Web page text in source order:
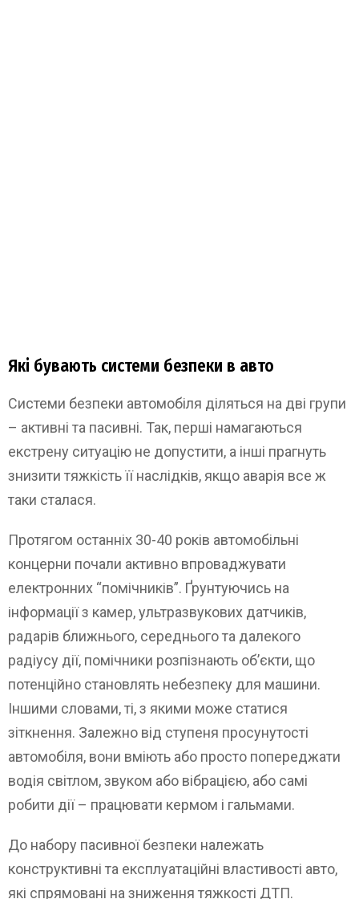
Які бувають системи безпеки в авто
Системи безпеки автомобіля діляться на дві групи
– активні та пасивні. Так, перші намагаються
екстрену ситуацію не допустити, а інші прагнуть
знизити тяжкість її наслідків, якщо аварія все ж
таки сталася.
Протягом останніх 30-40 років автомобільні
концерни почали активно впроваджувати
електронних “помічників”. Ґрунтуючись на
інформації з камер, ультразвукових датчиків,
радарів ближнього, середнього та далекого
радіусу дії, помічники розпізнають об’єкти, що
потенційно становлять небезпеку для машини.
Іншими словами, ті, з якими може статися
зіткнення. Залежно від ступеня просунутості
автомобіля, вони вміють або просто попереджати
водія світлом, звуком або вібрацією, або самі
робити дії – працювати кермом і гальмами.
До набору пасивної безпеки належать
конструктивні та експлуатаційні властивості авто,
які спрямовані на зниження тяжкості ДТП.